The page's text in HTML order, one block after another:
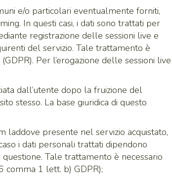
e/o particolari eventualmente forniti,
In questi casi, i dati sono trattati per
registrazione delle sessioni live e
del servizio. Tale trattamento è
Per l’erogazione delle sessioni live
dall’utente dopo la fruizione del
stesso. La base giuridica di questo
laddove presente nel servizio acquistato,
i dati personali trattati dipendono
questione. Tale trattamento è necessario
comma 1 lett. b) GDPR);